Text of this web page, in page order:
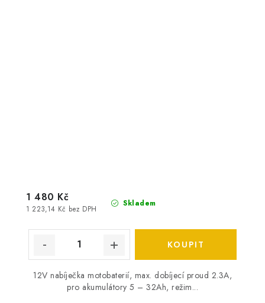
Skladem
1 223,14 Kč bez DPH
1 480 Kč
12V nabíječka motobaterií, max. dobíjecí proud 2.3A,
pro akumulátory 5 – 32Ah, režim...